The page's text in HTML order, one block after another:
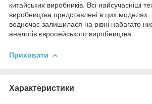
китайських виробників. Всі найсучасніші
виробництва представлені в цих моделях.
водночас залишилася на рівні набагато
аналогів європейського виробництва.
Приховати
Характеристики